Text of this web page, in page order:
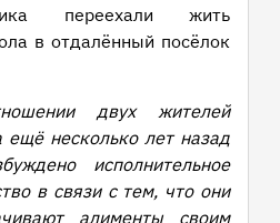
переехали жить
в отдалённый посёлок
двух жителей
ещё несколько лет назад
исполнительное
в связи с тем, что они
алименты своим